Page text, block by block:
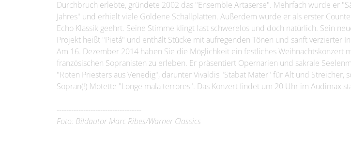
Durchbruch erlebte, gründete 2002 das "Ensemble Artaserse". Mehrfach wurde er
Jahres" und erhielt viele Goldene Schallplatten. Außerdem wurde er als erster
Echo Klassik geehrt. Seine Stimme klingt fast schwerelos und doch natürlich. Sein
Projekt heißt "Pietá" und enthält Stücke mit aufregenden Tönen und sanft verzierter
Am 16. Dezember 2014 haben Sie die Möglichkeit ein festliches Weihnachtskonzert
französischen Sopranisten zu erleben. Er präsentiert Opernarien und sakrale
"Roten Priesters aus Venedig", darunter Vivaldis "Stabat Mater" für Alt und Streicher,
Sopran(!)-Motette "Longe mala terrores". Das Konzert findet um 20 Uhr im Audimax
-----------------------------------
Foto: Bildautor Marc Ribes/Warner Classics